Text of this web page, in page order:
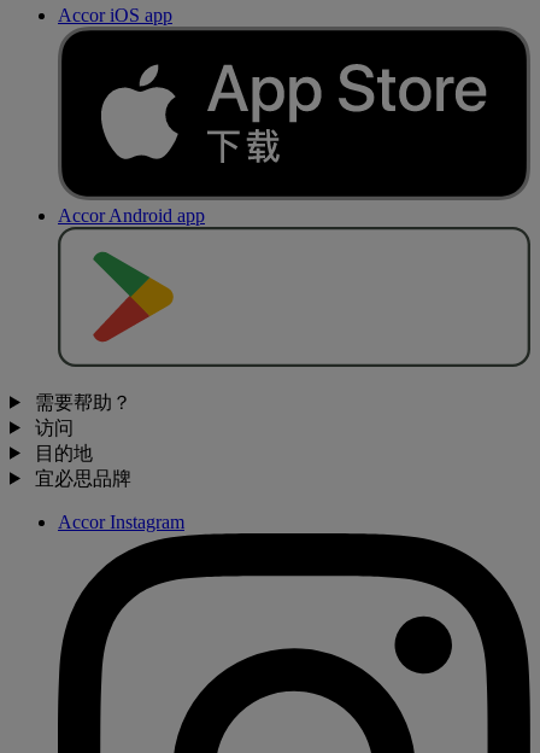
Accor iOS app
Accor Android app
需要帮助？
访问
目的地
宜必思品牌
Accor Instagram